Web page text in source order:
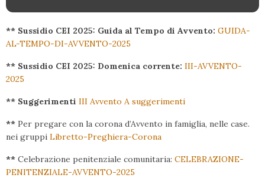
** Sussidio CEI 2025: Guida al Tempo di Avvento: GUIDA-
AL-TEMPO-DI-AVVENTO-2025
** Sussidio CEI 2025: Domenica corrente: III-AVVENTO-
2025
** Suggerimenti III Avvento A suggerimenti
** Per pregare con la corona d’Avvento in famiglia, nelle case.
nei gruppi Libretto-Preghiera-Corona
** Celebrazione penitenziale comunitaria: CELEBRAZIONE-
PENITENZIALE-AVVENTO-2025